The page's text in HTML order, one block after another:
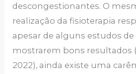
descongestionantes. O
realização da fisioterapia
apesar de alguns estudos
mostrarem bons resultados
2022), ainda existe uma